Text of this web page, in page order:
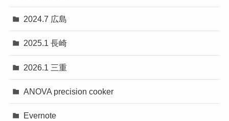
2024.7 広島
2025.1 長崎
2026.1 三重
ANOVA precision cooker
Evernote